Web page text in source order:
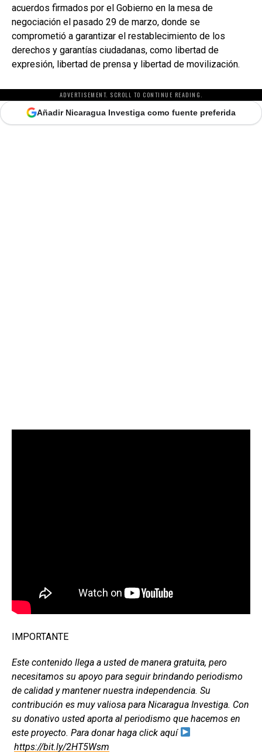
acuerdos firmados por el Gobierno en la mesa de
negociación el pasado 29 de marzo, donde se
comprometió a garantizar el restablecimiento de los
derechos y garantías ciudadanas, como libertad de
expresión, libertad de prensa y libertad de movilización.
ADVERTISEMENT. SCROLL TO CONTINUE READING.
Añadir Nicaragua Investiga como fuente preferida
IMPORTANTE
Este contenido llega a usted de manera gratuita, pero
necesitamos su apoyo para seguir brindando periodismo
de calidad y mantener nuestra independencia. Su
contribución es muy valiosa para Nicaragua Investiga. Con
su donativo usted aporta al periodismo que hacemos en
este proyecto. Para donar haga click aquí
https://bit.ly/2HT5Wsm